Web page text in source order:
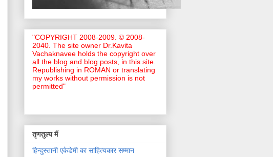
"COPYRIGHT 2008-2009. © 2008-
2040. The site owner Dr.Kavita
Vachaknavee holds the copyright over
all the blog and blog posts, in this site.
Republishing in ROMAN or translating
my works without permission is not
permitted"
तृणतुल्य मैं
हिन्दुस्तानी एकेडेमी का साहित्यकार सम्मान